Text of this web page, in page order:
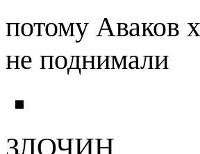
потому Аваков
не поднимали
ЗЛОЧИН